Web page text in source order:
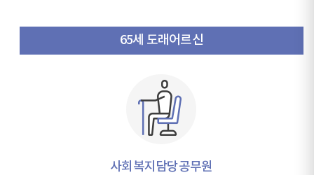
65세 도래어르신
사회복지담당공무원